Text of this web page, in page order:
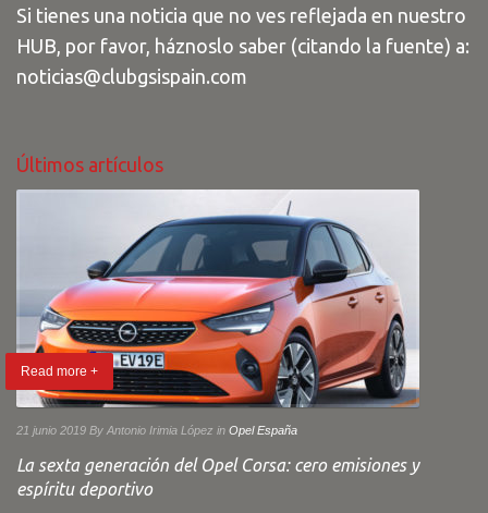
Si tienes una noticia que no ves reflejada en nuestro
HUB, por favor, háznoslo saber (citando la fuente) a:
noticias@clubgsispain.com
Últimos artículos
Read more +
21 junio 2019 By Antonio Irimia López in Opel España
La sexta generación del Opel Corsa: cero emisiones y
espíritu deportivo